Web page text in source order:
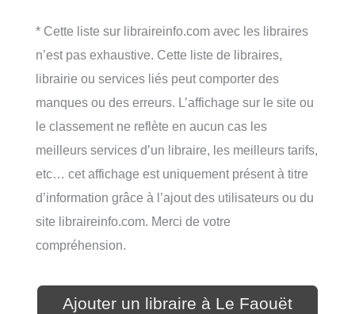
* Cette liste sur libraireinfo.com avec les libraires
n’est pas exhaustive. Cette liste de libraires,
librairie ou services liés peut comporter des
manques ou des erreurs. L’affichage sur le site ou
le classement ne reflète en aucun cas les
meilleurs services d’un libraire, les meilleurs tarifs,
etc… cet affichage est uniquement présent à titre
d’information grâce à l’ajout des utilisateurs ou du
site libraireinfo.com. Merci de votre
compréhension.
Ajouter un libraire à Le Faouët